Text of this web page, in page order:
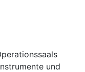
und